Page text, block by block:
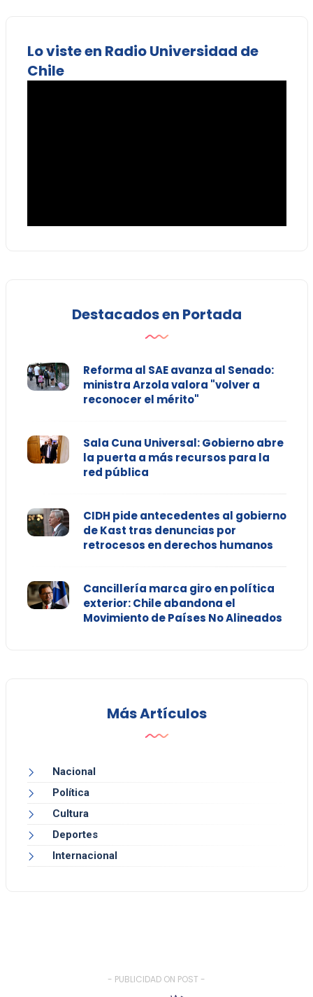
Lo viste en Radio Universidad de
Chile
Destacados en Portada
Reforma al SAE avanza al Senado:
ministra Arzola valora "volver a
reconocer el mérito"
Sala Cuna Universal: Gobierno abre
la puerta a más recursos para la
red pública
CIDH pide antecedentes al gobierno
de Kast tras denuncias por
retrocesos en derechos humanos
Cancillería marca giro en política
exterior: Chile abandona el
Movimiento de Países No Alineados
Más Artículos
Nacional
Política
Cultura
Deportes
Internacional
- PUBLICIDAD ON POST -